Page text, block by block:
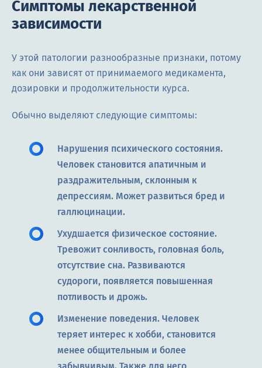
Симптомы лекарственной
зависимости
У этой патологии разнообразные признаки, потому
как они зависят от принимаемого медикамента,
дозировки и продолжительности курса.
Обычно выделяют следующие симптомы:
Нарушения психического состояния.
Человек становится апатичным и
раздражительным, склонным к
депрессиям. Может развиться бред и
галлюцинации.
Ухудшается физическое состояние.
Тревожит сонливость, головная боль,
отсутствие сна. Развиваются
судороги, появляется повышенная
потливость и дрожь.
Изменение поведения. Человек
теряет интерес к хобби, становится
менее общительным и более